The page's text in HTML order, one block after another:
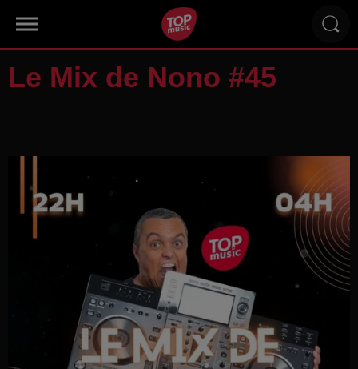
Le Mix de Nono #45